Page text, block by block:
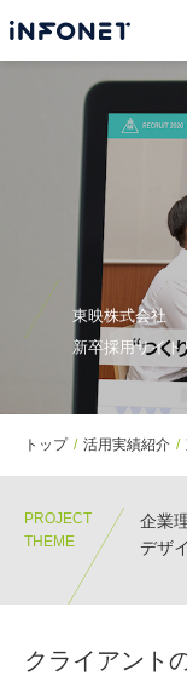
東映株式会社
新卒採用サイ
トップ 活用実績紹介
PROJECT
THEME
企業
デザ
クライアント